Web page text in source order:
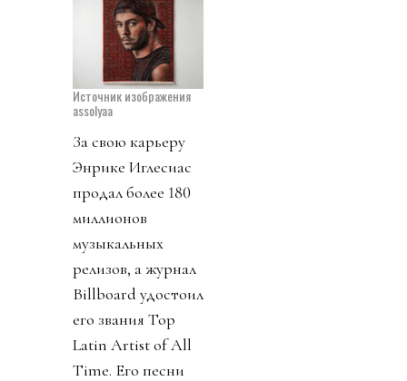
Источник изображения
assolyaa
За свою карьеру
Энрике Иглесиас
продал более 180
миллионов
музыкальных
релизов, а журнал
Billboard удостоил
его звания Top
Latin Artist of All
Time. Его песни